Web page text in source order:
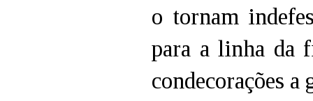
o tornam
para a linha da
condecorações